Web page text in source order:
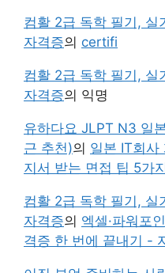
컴활 2급 독학 필기, 실
자격증의 certifi
컴활 2급 독학 필기, 실
자격증의 익명
유하다요 JLPT N3 일
근 추천)의 일본 IT회사
지서 받는 면접 팁 5가
컴활 2급 독학 필기, 실
자격증의 엑셀·파워포
격증 한 번에 끝내기 -